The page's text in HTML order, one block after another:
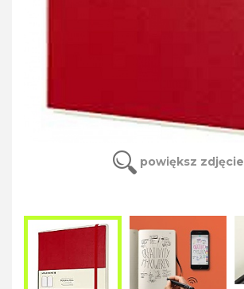
powiększ zdjęcie